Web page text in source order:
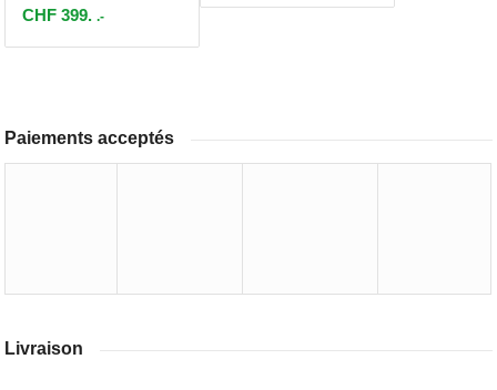
CHF 399. .-
Paiements acceptés
Livraison